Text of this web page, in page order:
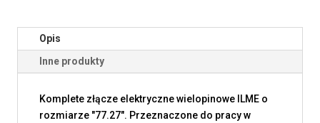
Opis
Inne produkty
Komplete złącze elektryczne wielopinowe ILME o
rozmiarze "77.27". Przeznaczone do pracy w